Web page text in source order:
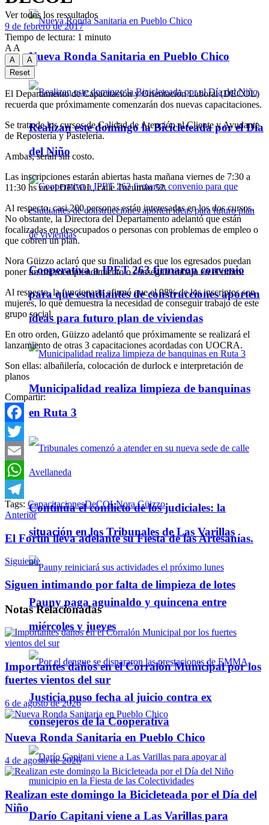
Nueva Ronda Sanitaria en Pueblo Chico
Realizan este domingo la Bicicleteada por el Día
del Niño
Cooperativa a IPET 263 firmaron convenio
para que estudiantes de construcciones aporten
ideas para futuro plan de viviendas
Municipalidad realiza limpieza de banquinas
en Ruta 3
Continúa el conflicto de los judiciales: la
situación en los Tribunales de Las Varillas
Pauny paga aguinaldo y quincena entre
miércoles y jueves
Justicia puso fecha al juicio contra ex
consejeros de la Cooperativa
Darío Capitani viene a Las Varillas para
Ver todos los ressultados
9 de febrero de 2017
Tiempo de lectura: 1 minuto
A A
A
A
Reset
El Departamento de Capacitación y Orientación Laboral (DECOL)
recuerda que próximamente comenzarán dos nuevas capacitaciones.
Se trata de los cursos de Calidad de Atención al Cliente y Ayudante
de Repostería y Pastelería.
Ambas, serán sin costo.
Las inscripciones estarán abiertas hasta mañana viernes de 7:30 a
11:30 hs en el DECOL, calle Tucumán 52.
Al respecto, casi 200 personas están interesadas en los dos cursos.
No obstante, la Directora del Departamento adelantó que están
focalizadas en desocupados o personas con problemas de empleo o
que cobren un plan.
Nora Güizzo aclaró que su finalidad es que los egresados puedan
poner un microemprendimiento o conseguir trabajo en el rubro.
Al respecto, la funcionaria afirmó que el 98% de los inscriptos son
mujeres, lo que demuestra la necesidad de conseguir trabajo de este
grupo social.
En otro orden, Güizzo adelantó que próximamente se realizará el
lanzamiento de otras 3 capacitaciones acordadas con UOCRA.
Son ellas: albañilería, colocación de durlock e interpretación de
planos
Compartir:
Facebook
Twitter
Email
WhatsApp
Telegram
Tags: CapacitacionesDeCOLNora Güizzo
Anterior
El Fortín lleva adelante su Fiesta de las Artesanías.
Siguiente
Siguen intimando por falta de limpieza de lotes
NotasRelacionadas
Importantes daños en el Corralón Municipal por los
fuertes vientos del sur
6 de agosto de 2026
Nueva Ronda Sanitaria en Pueblo Chico
4 de agosto de 2026
Realizan este domingo la Bicicleteada por el Día del
Niño